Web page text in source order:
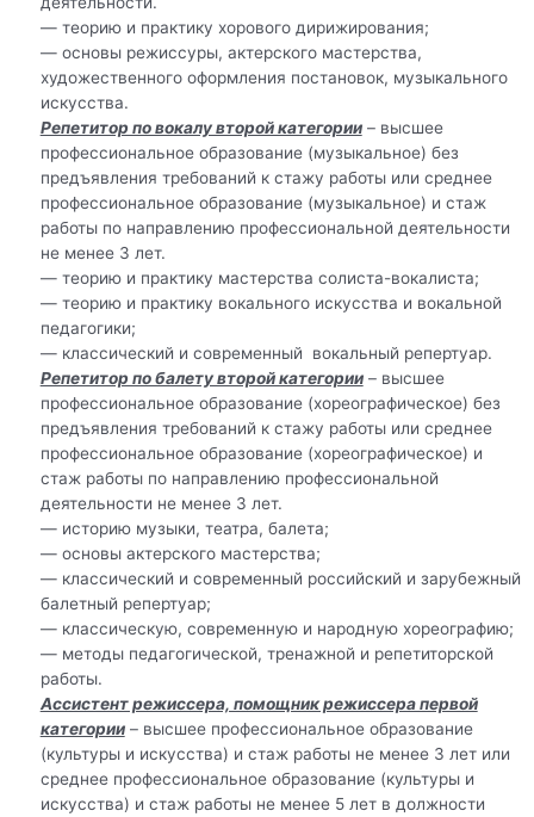
— теорию и практику хорового дирижирования;
— основы режиссуры, актерского мастерства,
художественного оформления постановок, музыкального
искусства.
Репетитор по вокалу второй категории– высшее
профессиональное образование (музыкальное) без
предъявления требований к стажу работы или среднее
профессиональное образование (музыкальное) и стаж
работы по направлению профессиональной деятельности
не менее 3 лет.
— теорию и практику мастерства солиста-вокалиста;
— теорию и практику вокального искусства и вокальной
педагогики;
— классический и современный вокальный репертуар.
Репетитор по балету второй категории– высшее
профессиональное образование (хореографическое) без
предъявления требований к стажу работы или среднее
профессиональное образование (хореографическое) и
стаж работы по направлению профессиональной
деятельности не менее 3 лет.
— историю музыки, театра, балета;
— основы актерского мастерства;
— классический и современный российский и зарубежный
балетный репертуар;
— классическую, современную и народную хореографию;
— методы педагогической, тренажной и репетиторской
работы.
Ассистент режиссера, помощник режиссера первой
категории– высшее профессиональное образование
(культуры и искусства) и стаж работы не менее 3 лет или
среднее профессиональное образование (культуры и
искусства) и стаж работы не менее 5 лет в должности